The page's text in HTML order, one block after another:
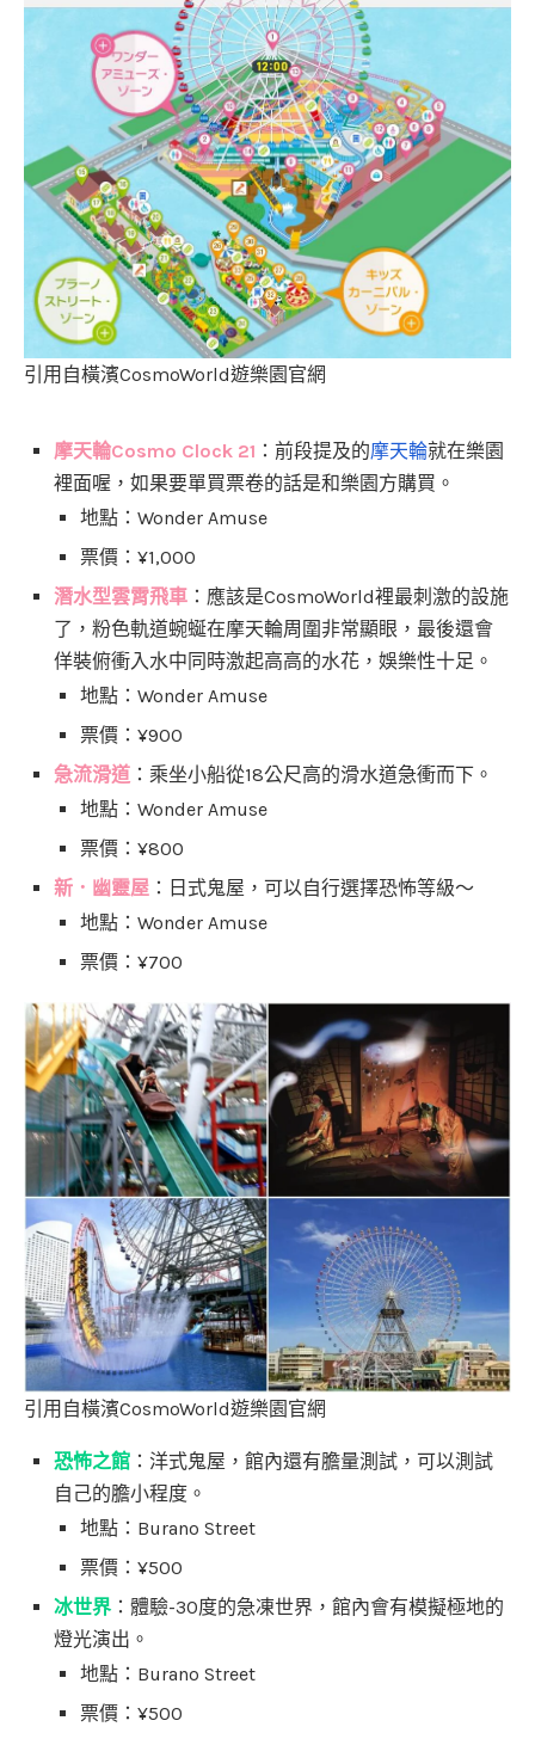
引用自橫濱CosmoWorld遊樂園官網
摩天輪Cosmo Clock 21 ：前段提及的摩天輪就在樂園
裡面喔，如果要單買票卷的話是和樂園方購買。
地點：Wonder Amuse
票價：¥1,000
潛水型雲霄飛車 ：應該是CosmoWorld裡最刺激的設施
了，粉色軌道蜿蜒在摩天輪周圍非常顯眼，最後還會
佯裝俯衝入水中同時激起高高的水花，娛樂性十足。
地點：Wonder Amuse
票價：¥900
急流滑道 ：乘坐小船從18公尺高的滑水道急衝而下。
地點：Wonder Amuse
票價：¥800
新．幽靈屋 ：日式鬼屋，可以自行選擇恐怖等級～
地點：Wonder Amuse
票價：¥700
引用自橫濱CosmoWorld遊樂園官網
恐怖之館 ：洋式鬼屋，館內還有膽量測試，可以測試
自己的膽小程度。
地點：Burano Street
票價：¥500
冰世界 ：體驗-30度的急凍世界，館內會有模擬極地的
燈光演出。
地點：Burano Street
票價：¥500